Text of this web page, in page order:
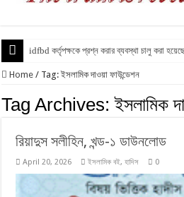
idfbd কর্তৃপক্ষকে প্রশ্ন করার ব্যবস্থা চালু করা
Home / Tag:ইসলামিক দাওয়া ফাউন্ডেশন
Tag Archives:ইসলামিক
রিয়াদুস সলীহিন, খন্ড-১ ডাউনলোড
April 20, 2026 ইসলামিক বই,হাদিস 0